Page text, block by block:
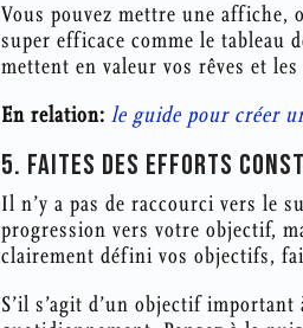
Vous pouvez mettre une affiche,
super efficace comme le tableau
mettent en valeur vos rêves et
En relation: le guide pour créer
5. FAITES DES EFFORTS
Il n’y a pas de raccourci vers le
progression vers votre objectif,
clairement défini vos objectifs,
S’il s’agit d’un objectif